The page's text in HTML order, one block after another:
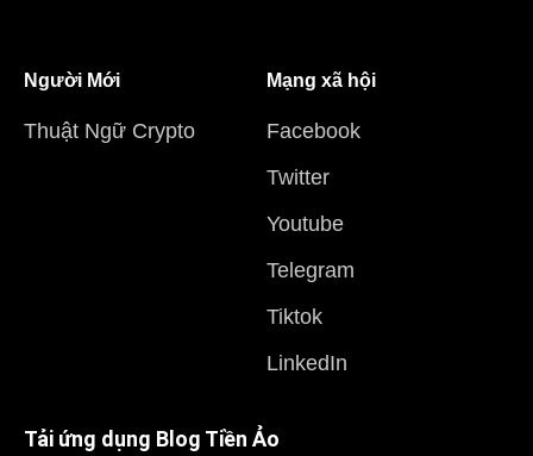
Người Mới
Thuật Ngữ Crypto
Mạng xã hội
Facebook
Twitter
Youtube
Telegram
Tiktok
LinkedIn
Tải ứng dụng Blog Tiền Ảo